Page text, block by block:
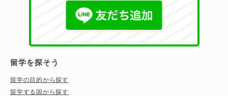
留学を探そう
留学の目的から探す
留学する国から探す